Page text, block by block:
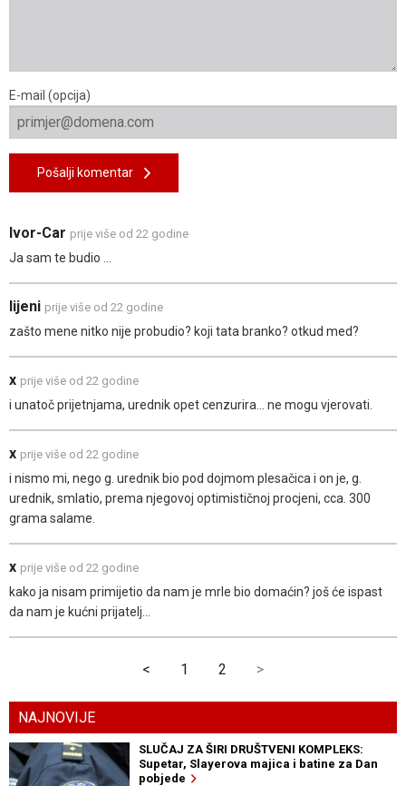
E-mail (opcija)
Pošalji komentar
Ivor-Car prije više od 22 godine
Ja sam te budio ...
lijeni prije više od 22 godine
zašto mene nitko nije probudio? koji tata branko? otkud med?
x prije više od 22 godine
i unatoč prijetnjama, urednik opet cenzurira... ne mogu vjerovati.
x prije više od 22 godine
i nismo mi, nego g. urednik bio pod dojmom plesačica i on je, g.
urednik, smlatio, prema njegovoj optimističnoj procjeni, cca. 300
grama salame.
x prije više od 22 godine
kako ja nisam primijetio da nam je mrle bio domaćin? još će ispast
da nam je kućni prijatelj...
< 1 2 >
NAJNOVIJE
SLUČAJ ZA ŠIRI DRUŠTVENI KOMPLEKS:
Supetar, Slayerova majica i batine za Dan
pobjede